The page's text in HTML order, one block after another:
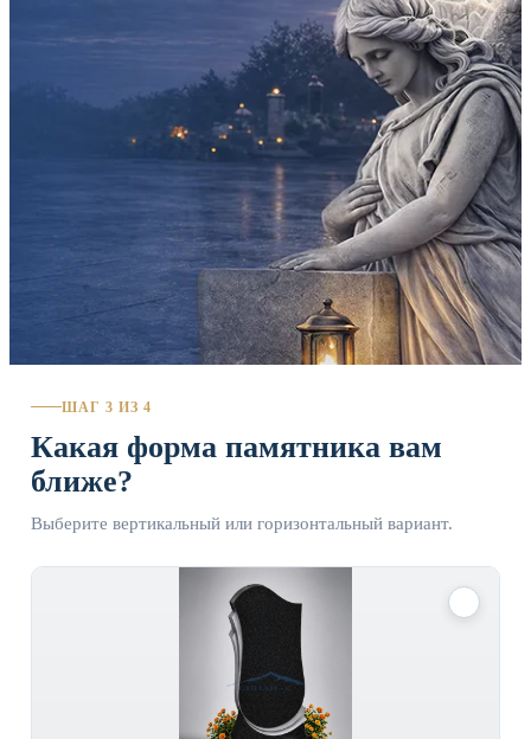
ШАГ 3 ИЗ 4
Какая форма памятника вам
ближе?
Выберите вертикальный или горизонтальный вариант.